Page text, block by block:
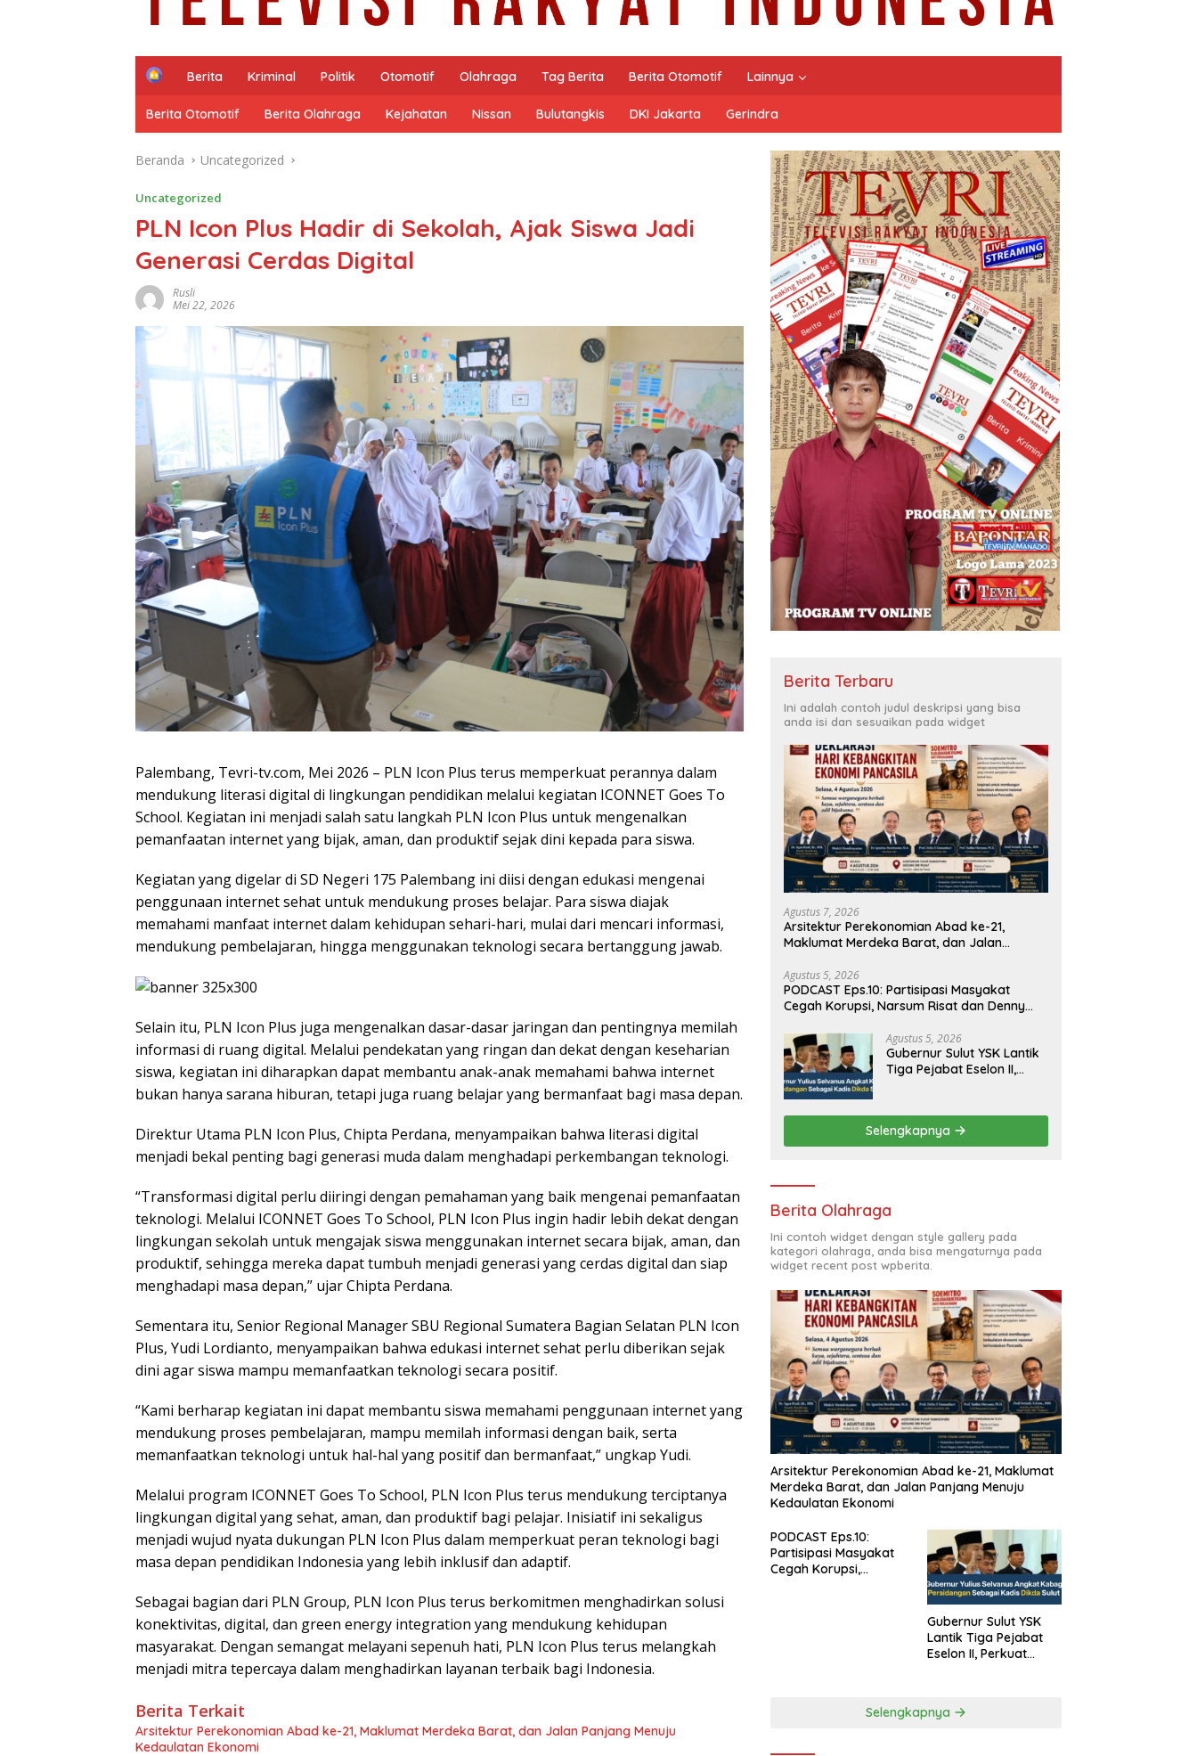
H
m
e
Berita Kriminal Politik Otomotif Olahraga Tag Berita Berita Otomotif Lainnya
Berita Otomotif Berita Olahraga Kejahatan Nissan Bulutangkis DKI Jakarta Gerindra
Beranda Uncategorized
Uncategorized
PLN Icon Plus Hadir di Sekolah, Ajak Siswa Jadi
Generasi Cerdas Digital
Rusli
Mei 22, 2026
Palembang, Tevri-tv.com, Mei 2026 – PLN Icon Plus terus memperkuat perannya dalam
mendukung literasi digital di lingkungan pendidikan melalui kegiatan ICONNET Goes To
School. Kegiatan ini menjadi salah satu langkah PLN Icon Plus untuk mengenalkan
pemanfaatan internet yang bijak, aman, dan produktif sejak dini kepada para siswa.
Kegiatan yang digelar di SD Negeri 175 Palembang ini diisi dengan edukasi mengenai
penggunaan internet sehat untuk mendukung proses belajar. Para siswa diajak
memahami manfaat internet dalam kehidupan sehari-hari, mulai dari mencari informasi,
mendukung pembelajaran, hingga menggunakan teknologi secara bertanggung jawab.
Selain itu, PLN Icon Plus juga mengenalkan dasar-dasar jaringan dan pentingnya memilah
informasi di ruang digital. Melalui pendekatan yang ringan dan dekat dengan keseharian
siswa, kegiatan ini diharapkan dapat membantu anak-anak memahami bahwa internet
bukan hanya sarana hiburan, tetapi juga ruang belajar yang bermanfaat bagi masa depan.
Direktur Utama PLN Icon Plus, Chipta Perdana, menyampaikan bahwa literasi digital
menjadi bekal penting bagi generasi muda dalam menghadapi perkembangan teknologi.
“Transformasi digital perlu diiringi dengan pemahaman yang baik mengenai pemanfaatan
teknologi. Melalui ICONNET Goes To School, PLN Icon Plus ingin hadir lebih dekat dengan
lingkungan sekolah untuk mengajak siswa menggunakan internet secara bijak, aman, dan
produktif, sehingga mereka dapat tumbuh menjadi generasi yang cerdas digital dan siap
menghadapi masa depan,” ujar Chipta Perdana.
Sementara itu, Senior Regional Manager SBU Regional Sumatera Bagian Selatan PLN Icon
Plus, Yudi Lordianto, menyampaikan bahwa edukasi internet sehat perlu diberikan sejak
dini agar siswa mampu memanfaatkan teknologi secara positif.
“Kami berharap kegiatan ini dapat membantu siswa memahami penggunaan internet yang
mendukung proses pembelajaran, mampu memilah informasi dengan baik, serta
memanfaatkan teknologi untuk hal-hal yang positif dan bermanfaat,” ungkap Yudi.
Melalui program ICONNET Goes To School, PLN Icon Plus terus mendukung terciptanya
lingkungan digital yang sehat, aman, dan produktif bagi pelajar. Inisiatif ini sekaligus
menjadi wujud nyata dukungan PLN Icon Plus dalam memperkuat peran teknologi bagi
masa depan pendidikan Indonesia yang lebih inklusif dan adaptif.
Sebagai bagian dari PLN Group, PLN Icon Plus terus berkomitmen menghadirkan solusi
konektivitas, digital, dan green energy integration yang mendukung kehidupan
masyarakat. Dengan semangat melayani sepenuh hati, PLN Icon Plus terus melangkah
menjadi mitra tepercaya dalam menghadirkan layanan terbaik bagi Indonesia.
Berita Terkait
Arsitektur Perekonomian Abad ke-21, Maklumat Merdeka Barat, dan Jalan Panjang Menuju
Kedaulatan Ekonomi
Berita Terbaru
Ini adalah contoh judul deskripsi yang bisa
anda isi dan sesuaikan pada widget
Agustus 7, 2026
Arsitektur Perekonomian Abad ke-21,
Maklumat Merdeka Barat, dan Jalan
Agustus 5, 2026
PODCAST Eps.10: Partisipasi Masyakat
Cegah Korupsi, Narsum Risat dan Denny
Agustus 5, 2026
Gubernur Sulut YSK Lantik
Tiga Pejabat Eselon II,
Selengkapnya
Berita Olahraga
Ini contoh widget dengan style gallery pada
kategori olahraga, anda bisa mengaturnya pada
widget recent post wpberita.
Arsitektur Perekonomian Abad ke-21, Maklumat
Merdeka Barat, dan Jalan Panjang Menuju
Kedaulatan Ekonomi
PODCAST Eps.10:
Partisipasi Masyakat
Cegah Korupsi,
Gubernur Sulut YSK
Lantik Tiga Pejabat
Eselon II, Perkuat
Selengkapnya